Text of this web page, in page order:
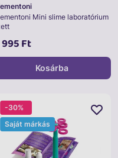
Mini slime laboratórium
Ft
Kosárba
-30%
Saját márkás